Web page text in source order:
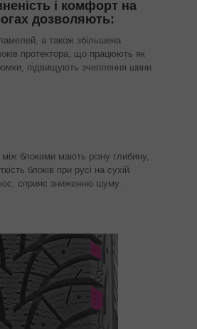
і комфорт на
дозволяють:
а також збільшена
протектора, що працюють як
підвищують зчеплення шини
між блоками мають різну глибину,
блоків при русі на сухій
сприяє зниженню шуму.